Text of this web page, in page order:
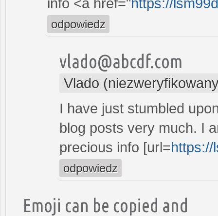
info <a href="https://
odpowiedz
vlado@abcdf.com
Vlado
I have just stumbled
blog posts very much. I
precious info [url=https://
odpowiedz
Emoji can be copied and